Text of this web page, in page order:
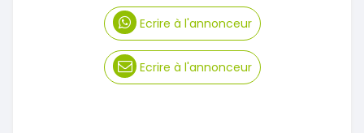
Ecrire à l'annonceur
Ecrire à l'annonceur